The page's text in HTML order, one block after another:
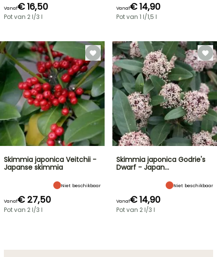
Vanaf€ 16,50
Pot van 2 l/3 l
Vanaf€ 14,90
Pot van 1 l/1,5 l
Skimmia japonica Veitchii -
Japanse skimmia
Niet beschikbaar
Vanaf€ 27,50
Pot van 2 l/3 l
Skimmia japonica Godrie's
Dwarf - Japan…
Niet beschikbaar
Vanaf€ 14,90
Pot van 2 l/3 l